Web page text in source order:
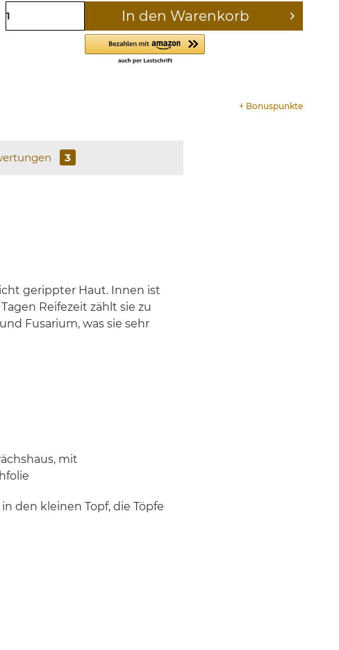
In den Warenkorb
+ Bonuspunkte
3
gerippter Haut. Innen ist
Reifezeit zählt sie zu
Fusarium, was sie sehr
mit
den kleinen Topf, die Töpfe